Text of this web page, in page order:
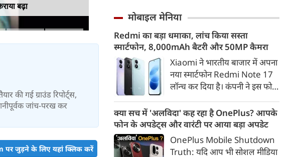
बढ़ा
की गई ग्राउंड रिपोर्ट्स,
जांच-परख कर
पर जुड़ने के लिए यहां क्लिक करें
अपने-अपने निर्वाचन क्षेत्रों के लोगों के
पावर ब्रोकरों से दूरी बनाए रखने की
सलाह दी।
मोबाइल मेनिया
Redmi का बड़ा धमाका, लांच किया सस्ता
स्मार्टफोन, 8,000mAh बैटरी और 50MP कैमरा
Xiaomi ने भारतीय बाजार में अपना
नया स्मार्टफोन Redmi Note 17
लॉन्च कर दिया है। कंपनी ने इस फोन
डिस्प्ले, 8,000mAh की बड़ी बैटरी
और Qualcomm Snapdragon
चिपसेट के साथ पेश किया है। फोन में
50MP का मेन कैमरा दिया गया है।
क्या सच में 'अलविदा' कह रहा है OnePlus? आपके
फोन के अपडेट्स और वारंटी पर आया बड़ा अपडेट
OnePlus Mobile Shutdown
Truth: यदि आप भी सोशल मीडिया